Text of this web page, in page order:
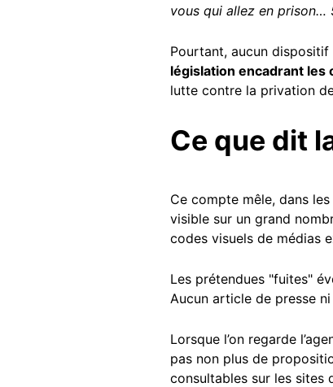
vous qui allez en prison…
Pourtant, aucun
législation encadrant les
lutte contre la privation
Ce que dit
Ce compte mêle, dans les
visible sur un grand
codes visuels de médias
Les prétendues "fuites"
Aucun article de presse
Lorsque l’on regarde
pas non plus de
consultables sur les sites